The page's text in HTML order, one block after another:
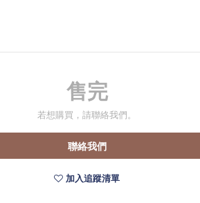
售完
若想購買，請聯絡我們。
聯絡我們
加入追蹤清單